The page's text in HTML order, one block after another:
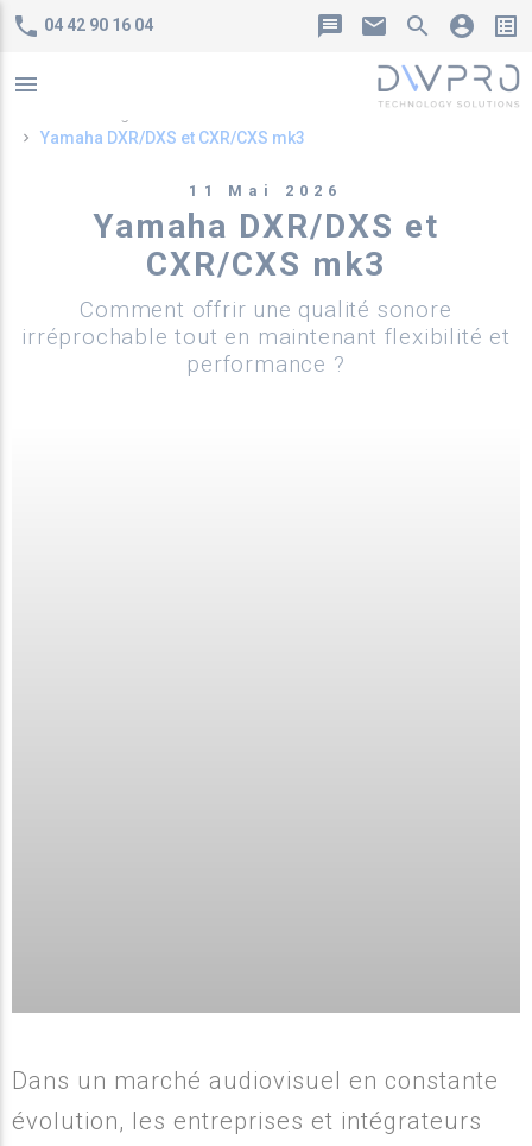
phone 04 42 90 16 04 message mail search account_circle list_alt
menu
Yamaha DXR/DXS et CXR/CXS mk3
11 Mai 2026
Yamaha DXR/DXS et
CXR/CXS mk3
Comment offrir une qualité sonore
irréprochable tout en maintenant flexibilité et
performance ?
Dans un marché audiovisuel en constante
évolution, les entreprises et intégrateurs